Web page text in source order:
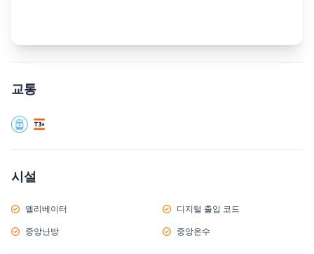
교통
시설
엘리베이터 디지털 출입 코드
중앙난방 중앙온수